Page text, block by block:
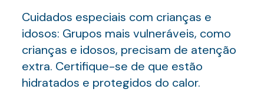
Cuidados especiais com crianças e
idosos: Grupos mais vulneráveis, como
crianças e idosos, precisam de atenção
extra. Certifique-se de que estão
hidratados e protegidos do calor.